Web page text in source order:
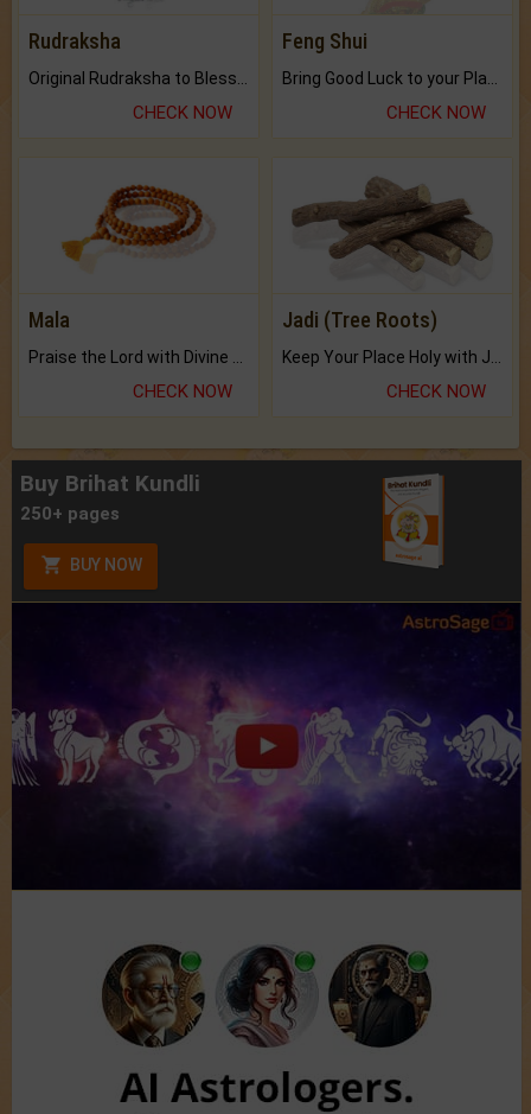
Rudraksha
CHECK NOW
Feng Shui
CHECK NOW
Mala
CHECK NOW
Jadi (Tree Roots)
CHECK NOW
Buy Brihat Kundli
250+ pages
BUY NOW